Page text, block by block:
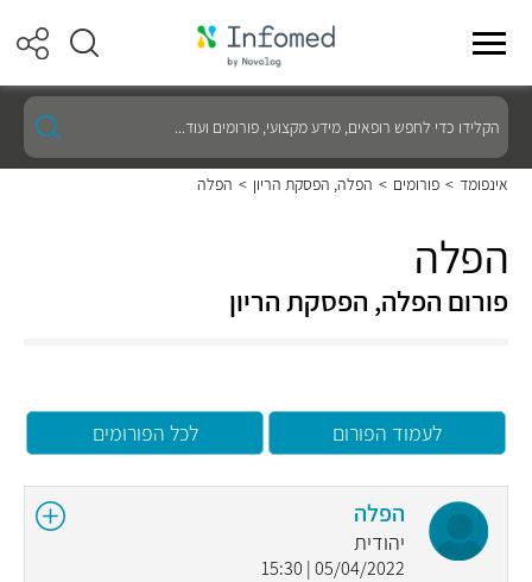
הקלידו
כדי
לחפש
רופאים,
מידע
ועוד...
אינפומד > פורומים > הפלה, הפסקת הריון > הפלה
הפלה
פורום הפלה, הפסקת הריון
לעמוד הפורום לכל הפורומים
הפלה
יהודית
05/04/2022 | 15:30